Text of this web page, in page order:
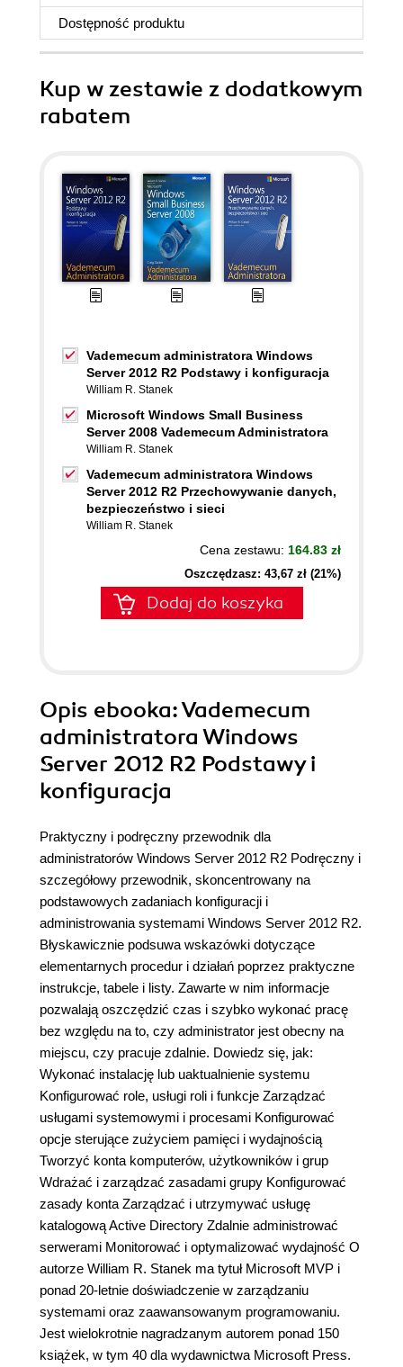
Dostępność produktu
Kup w zestawie z dodatkowym
rabatem
Vademecum administratora Windows
Server 2012 R2 Podstawy i konfiguracja
William R. Stanek
Microsoft Windows Small Business
Server 2008 Vademecum Administratora
William R. Stanek
Vademecum administratora Windows
Server 2012 R2 Przechowywanie danych,
bezpieczeństwo i sieci
William R. Stanek
Cena zestawu: 164.83 zł
Oszczędzasz: 43,67 zł (21%)
Dodaj do koszyka
Opis ebooka: Vademecum
administratora Windows
Server 2012 R2 Podstawy i
konfiguracja
Praktyczny i podręczny przewodnik dla
administratorów Windows Server 2012 R2 Podręczny i
szczegółowy przewodnik, skoncentrowany na
podstawowych zadaniach konfiguracji i
administrowania systemami Windows Server 2012 R2.
Błyskawicznie podsuwa wskazówki dotyczące
elementarnych procedur i działań poprzez praktyczne
instrukcje, tabele i listy. Zawarte w nim informacje
pozwalają oszczędzić czas i szybko wykonać pracę
bez względu na to, czy administrator jest obecny na
miejscu, czy pracuje zdalnie. Dowiedz się, jak:
Wykonać instalację lub uaktualnienie systemu
Konfigurować role, usługi roli i funkcje Zarządzać
usługami systemowymi i procesami Konfigurować
opcje sterujące zużyciem pamięci i wydajnością
Tworzyć konta komputerów, użytkowników i grup
Wdrażać i zarządzać zasadami grupy Konfigurować
zasady konta Zarządzać i utrzymywać usługę
katalogową Active Directory Zdalnie administrować
serwerami Monitorować i optymalizować wydajność O
autorze William R. Stanek ma tytuł Microsoft MVP i
ponad 20-letnie doświadczenie w zarządzaniu
systemami oraz zaawansowanym programowaniu.
Jest wielokrotnie nagradzanym autorem ponad 150
książek, w tym 40 dla wydawnictwa Microsoft Press.